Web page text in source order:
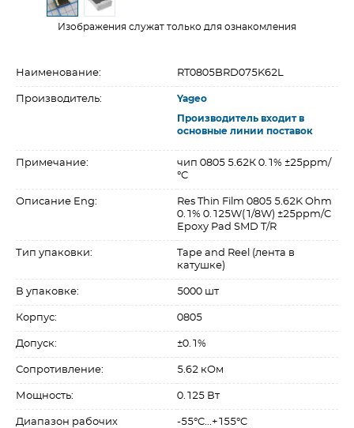
Изображения служат только для ознакомления
Наименование: RT0805BRD075K62L
Производитель: Yageo
Производитель входит в
основные линии поставок
Примечание:
чип 0805 5.62К 0.1% ±25ppm/
°C
Описание Eng:
Res Thin Film 0805 5.62K Ohm
0.1% 0.125W(1/8W) ±25ppm/C
Epoxy Pad SMD T/R
Тип упаковки:
Tape and Reel (лента в
катушке)
В упаковке: 5000 шт
Корпус: 0805
Допуск: ±0.1%
Сопротивление: 5.62 кОм
Мощность: 0.125 Вт
Диапазон рабочих
-55°C...+155°C